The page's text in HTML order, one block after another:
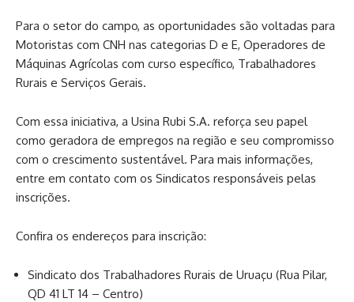
Para o setor do campo, as oportunidades são voltadas para
Motoristas com CNH nas categorias D e E, Operadores de
Máquinas Agrícolas com curso específico, Trabalhadores
Rurais e Serviços Gerais.
Com essa iniciativa, a Usina Rubi S.A. reforça seu papel
como geradora de empregos na região e seu compromisso
com o crescimento sustentável. Para mais informações,
entre em contato com os Sindicatos responsáveis pelas
inscrições.
Confira os endereços para inscrição:
Sindicato dos Trabalhadores Rurais de Uruaçu (Rua Pilar,
QD 41 LT 14 – Centro)